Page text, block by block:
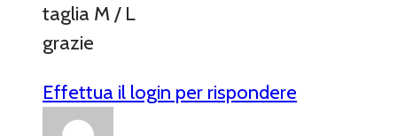
taglia M / L
grazie
Effettua il login per rispondere